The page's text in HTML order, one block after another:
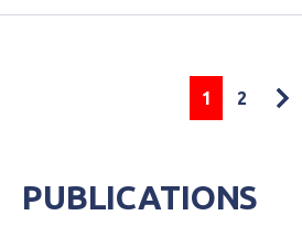
ВАЛЕРІЙ ЧОРНОБУК,
суду АР Крим:
основании тех
которые указаны в
1 2
PUBLICATIONS